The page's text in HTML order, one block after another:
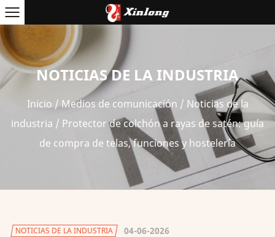
NOTICIAS DE LA INDUSTRIA
Inicio / Medios de comunicación / Noticias de la
industria / Protector de colchón a rayas de satén: guía
de compra de telas, funciones y hostelería
NOTICIAS DE LA INDUSTRIA 04-06-2026